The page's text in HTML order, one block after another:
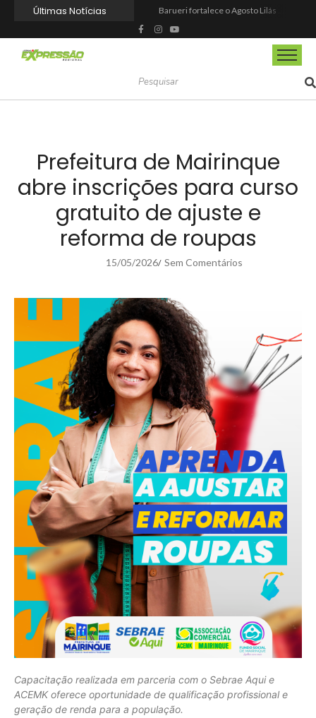
Últimas Notícias
Prefeitura inaugura Espaço Motoboy na Aldeia da Serra e amplia rede de apoio à categoria
Campeonato Municipal de Futebol de Campo 2026 abre inscrições para equipes de Mairinque
CIOESTE promove encontro para fortalecer liderança feminina, conexões e transformação social
Prefeitura de Mairinque
abre inscrições para curso
gratuito de ajuste e
reforma de roupas
15/05/2026/ Sem Comentários
Capacitação realizada em parceria com o Sebrae Aqui e
ACEMK oferece oportunidade de qualificação profissional e
geração de renda para a população.